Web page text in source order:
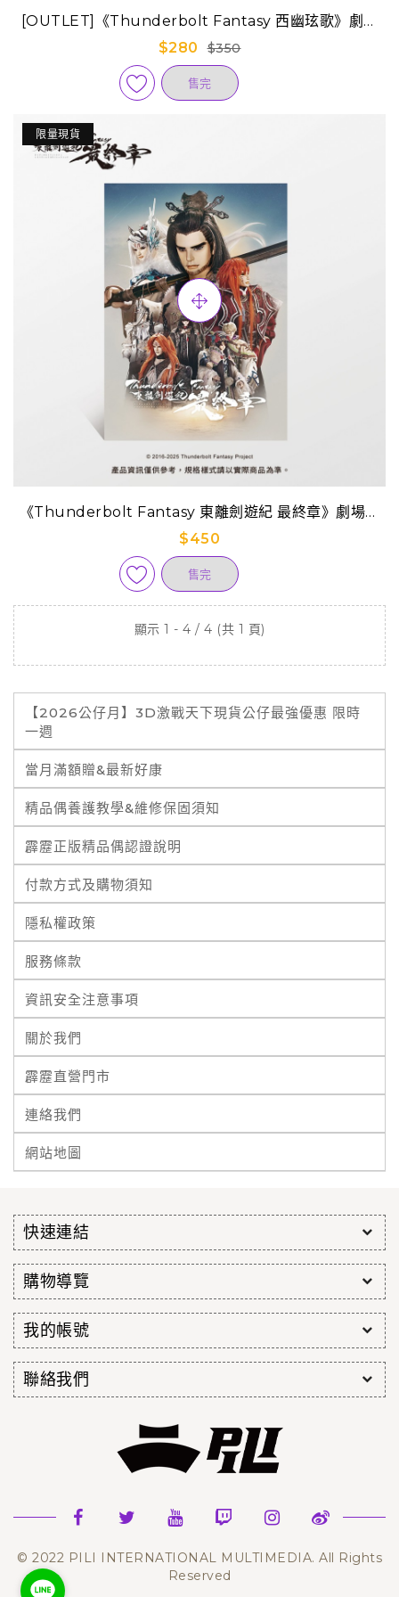
[OUTLET]《Thunderbolt Fantasy 西幽玹歌》劇場
版手冊-中文版 (已售完)
$280 $350
售完
限量現貨
《Thunderbolt Fantasy 東離劍遊紀 最終章》劇場版
手冊-日本空運版
$450
售完
顯示 1 - 4 / 4 (共 1 頁)
【2026公仔月】3D激戰天下現貨公仔最強優惠 限時
一週
當月滿額贈&最新好康
精品偶養護教學&維修保固須知
霹靂正版精品偶認證說明
付款方式及購物須知
隱私權政策
服務條款
資訊安全注意事項
關於我們
霹靂直營門市
連絡我們
網站地圖
快速連結
購物導覽
我的帳號
聯絡我們
© 2022 PILI INTERNATIONAL MULTIMEDIA. All Rights
Reserved